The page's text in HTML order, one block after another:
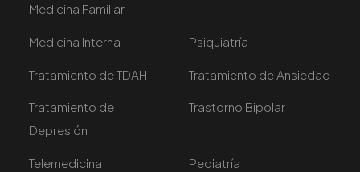
Medicina Familiar
Medicina Interna Psiquiatría
Tratamiento de TDAH Tratamiento de Ansiedad
Tratamiento de
Depresión
Trastorno Bipolar
Telemedicina Pediatría